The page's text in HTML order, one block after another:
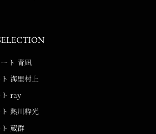
ト 青凪
海里村上
ray
熱川粋光
蔵群